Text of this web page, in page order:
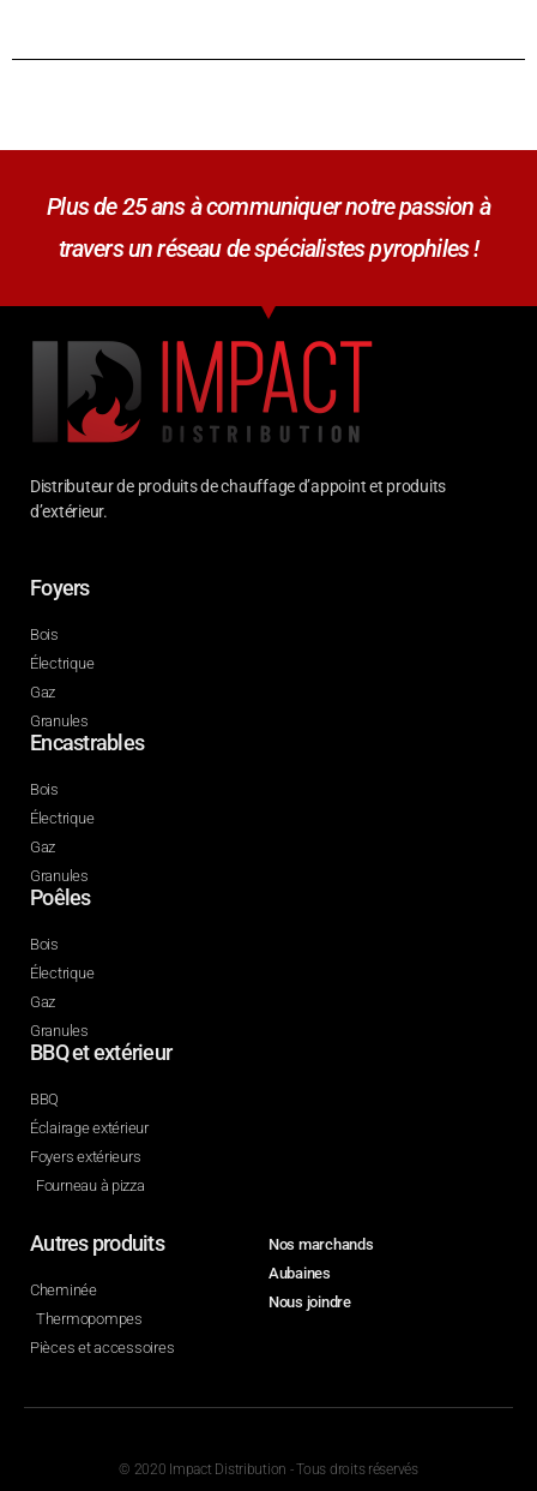
Plus de 25 ans à communiquer notre passion à
travers un réseau de spécialistes pyrophiles !
Distributeur de produits de chauffage d’appoint et produits
d’extérieur.
Foyers
Bois
Électrique
Gaz
Granules
Encastrables
Bois
Électrique
Gaz
Granules
Poêles
Bois
Électrique
Gaz
Granules
BBQ et extérieur
BBQ
Éclairage extérieur
Foyers extérieurs
Fourneau à pizza
Autres produits
Cheminée
Thermopompes
Pièces et accessoires
Nos marchands
Aubaines
Nous joindre
© 2020 Impact Distribution - Tous droits réservés